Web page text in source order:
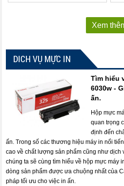
Xem
DICH VỤ MỰC IN
Tìm hiểu
6030w -
ấn.
Hộp mực
quan trọng
định đến
ấn. Trong số các thương hiệu máy in nổi
cao về chất lượng sản phẩm cũng như dịch
chúng ta sẽ cùng tìm hiểu về hộp mực máy
dòng sản phẩm được ưa chuộng nhất của
pháp tối ưu cho việc in ấn.